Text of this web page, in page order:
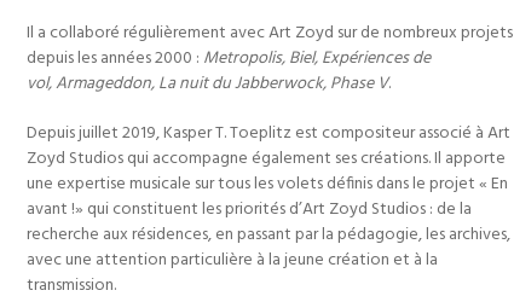
Il a collaboré régulièrement avec Art Zoyd sur de nombreux projets
depuis les années 2000 : Metropolis, Biel, Expériences de
vol, Armageddon, La nuit du Jabberwock, Phase V.
Depuis juillet 2019, Kasper T. Toeplitz est compositeur associé à Art
Zoyd Studios qui accompagne également ses créations. Il apporte
une expertise musicale sur tous les volets définis dans le projet « En
avant !» qui constituent les priorités d’Art Zoyd Studios : de la
recherche aux résidences, en passant par la pédagogie, les archives,
avec une attention particulière à la jeune création et à la
transmission.